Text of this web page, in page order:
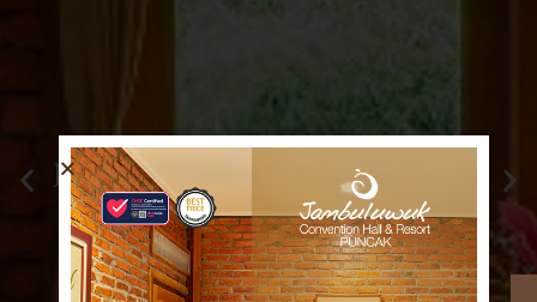
JAMBULUWUK PUNCAK RESORT